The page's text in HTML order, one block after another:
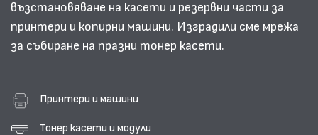
възстановяване на касети и резервни части за
принтери и копирни машини. Изградили сме мрежа
за събиране на празни тонер касети.
Принтери и машини
Тонер касети и модули